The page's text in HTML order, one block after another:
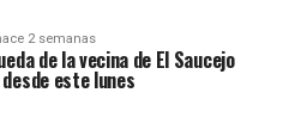
2 semanas
de la vecina de El Saucejo
este lunes